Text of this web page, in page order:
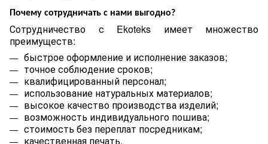
Почему сотрудничать с нами выгодно?
Сотрудничество с Ekoteks имеет множество
преимуществ:
быстрое оформление и исполнение заказов;
точное соблюдение сроков;
квалифицированный персонал;
использование натуральных материалов;
высокое качество производства изделий;
возможность индивидуального пошива;
стоимость без переплат посредникам;
качественная печать.